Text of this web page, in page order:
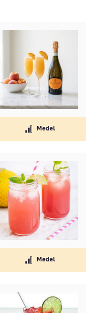
Medel
Medel